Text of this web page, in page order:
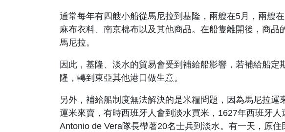
通常每年有四艘小船從馬尼拉到基隆，兩艘在5月，兩艘在
麻布衣料、南京棉布以及其他商品。在船隻離開後，商
馬尼拉。
因此，基隆、淡水的貿易會受到補給船影響，若補給船
隆，轉到東亞其他港口做生意。
另外，補給船制度無法解決的是米糧問題，因為馬尼拉
運米來賣，有時西班牙人會到淡水買米， 1627年西班牙人
Antonio de Vera隊長帶著20名士兵到淡水。有一天，原